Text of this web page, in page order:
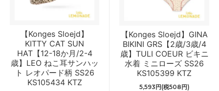
【Konges Sloejd】
KITTY CAT SUN
HAT【12-18か月/2-4
歳】LEO ねこ耳サンハッ
ト レオパード柄 SS26
KS105434 KTZ
【Konges Sloejd】GINA
BIKINI GRS【2歳/3歳/4
歳】TULI COEUR ビキニ
水着 ミニローズ SS26
KS105399 KTZ
5,593円(税508円)